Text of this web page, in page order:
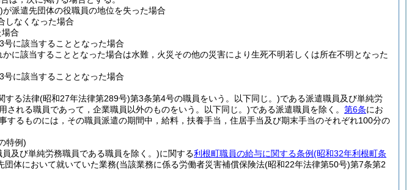
が派遣先団体の役職員の地位を失った場合
しなくなった場合
合
に該当することとなった場合
に該当することとなった場合は水難，火災その他の災害により生死不明若しくは所在不明となった
に該当することとなった場合
する法律(昭和27年法律第289号)第3条第4号の職員をいう。以下同じ。)である派遣職員及び単純労
される職員であって，企業職員以外のものをいう。以下同じ。)である派遣職員を除く。 第6条にお
するものには，その職員派遣の期間中，給料，扶養手当，住居手当及び期末手当のそれぞれ100分の
特例)
及び単純労務職員である職員を除く。)に関する利根町職員の給与に関する条例(昭和32年利根町条
団体において就いていた業務(当該業務に係る労働者災害補償保険法(昭和22年法律第50号)第7条第2